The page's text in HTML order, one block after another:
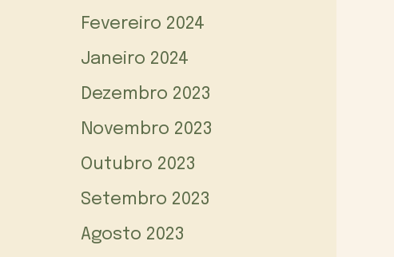
Fevereiro 2024
Janeiro 2024
Dezembro 2023
Novembro 2023
Outubro 2023
Setembro 2023
Agosto 2023